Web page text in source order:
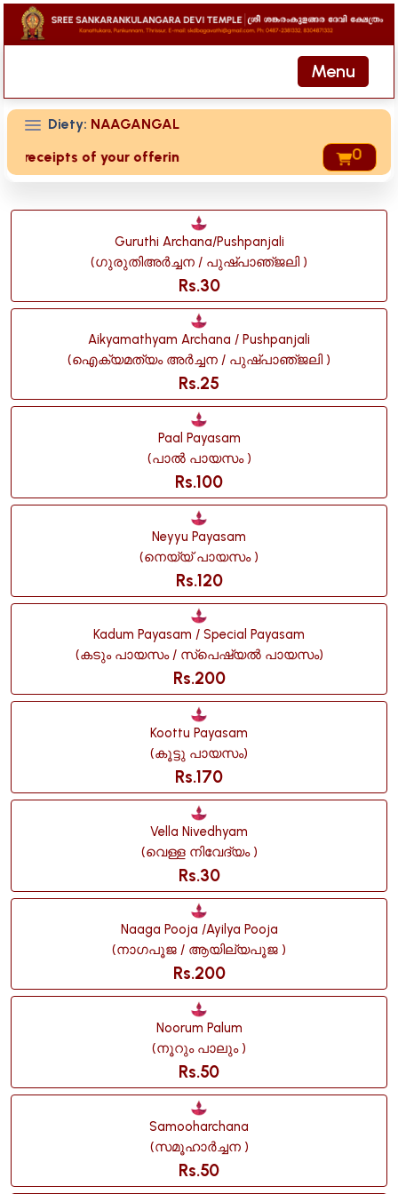
Menu
Diety: NAAGANGAL
receipts of your offering then login to site then choose
0
Guruthi Archana/pushpanjali
(ഗുരുതിഅർച്ചന / പുഷ്‌പാഞ്‌ജലി )
Rs.30
Aikyamathyam Archana / Pushpanjali
(ഐക്യമത്യം അർച്ചന / പുഷ്‌പാഞ്‌ജലി )
Rs.25
Paal Payasam
(പാൽ പായസം )
Rs.100
Neyyu Payasam
(നെയ്യ് പായസം )
Rs.120
Kadum Payasam / Special Payasam
(കടും പായസം / സ്പെഷ്യൽ പായസം)
Rs.200
Koottu Payasam
(കൂട്ടു പായസം)
Rs.170
Vella Nivedhyam
(വെള്ള നിവേദ്യം )
Rs.30
Naaga Pooja /ayilya Pooja
(നാഗപൂജ / ആയില്യപൂജ )
Rs.200
Noorum Palum
(നൂറും പാലും )
Rs.50
Samooharchana
(സമൂഹാർച്ചന )
Rs.50